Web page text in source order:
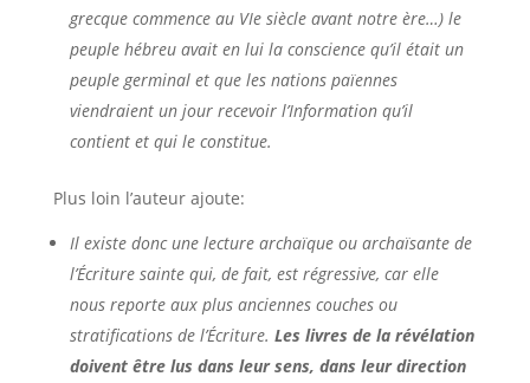
grecque commence au VIe siècle avant notre ère…) le
peuple hébreu avait en lui la conscience qu’il était un
peuple germinal et que les nations païennes
viendraient un jour recevoir l’Information qu’il
contient et qui le constitue.
Plus loin l’auteur ajoute:
Il existe donc une lecture archaïque ou archaïsante de
l’Écriture sainte qui, de fait, est régressive, car elle
nous reporte aux plus anciennes couches ou
stratifications de l’Écriture. Les livres de la révélation
doivent être lus dans leur sens, dans leur direction